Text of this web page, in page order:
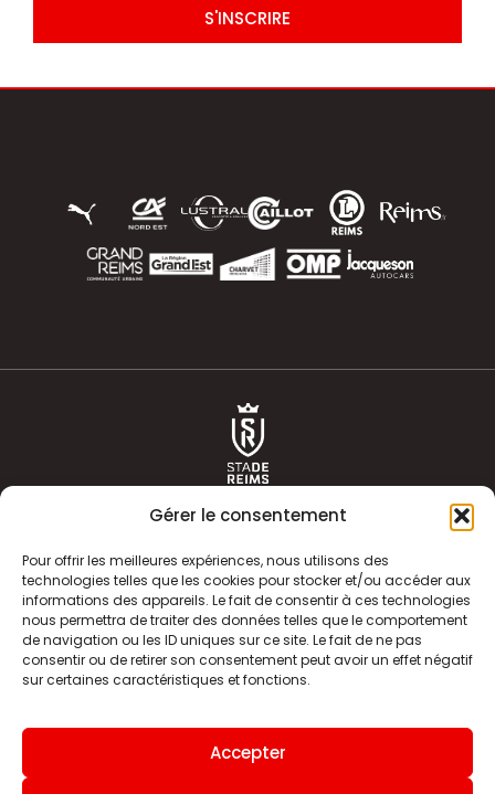
Gérer le consentement
Pour offrir les meilleures expériences, nous utilisons des
technologies telles que les cookies pour stocker et/ou accéder aux
informations des appareils. Le fait de consentir à ces technologies
nous permettra de traiter des données telles que le comportement
de navigation ou les ID uniques sur ce site. Le fait de ne pas
consentir ou de retirer son consentement peut avoir un effet négatif
sur certaines caractéristiques et fonctions.
Accepter
S'INSCRIRE
ACTUALITÉS
CLUB
BOUTIQUE
HISTOIRE
ÉQUIPE PREMIERE
INFOS ET CONTACT